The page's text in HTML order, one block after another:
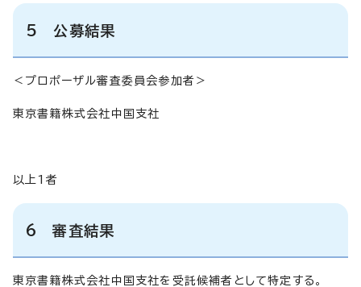
5 公募結果
＜プロポーザル審査委員会参加者＞
東京書籍株式会社中国支社
以上1者
6 審査結果
東京書籍株式会社中国支社を受託候補者として特定する。